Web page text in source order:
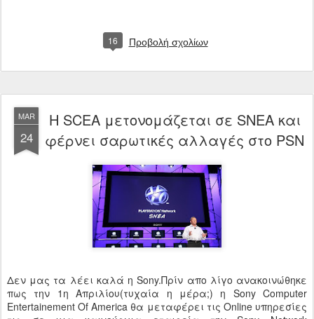
16 Προβολή σχολίων
MAR
24
H SCEA μετονομάζεται σε SNEA και
φέρνει σαρωτικές αλλαγές στο PSN
Δεν μας τα λέει καλά η Sony.Πρίν απο λίγο ανακοινώθηκε
πως την 1η Απριλίου(τυχαία η μέρα;) η Sony Computer
Entertainement Of America θα μεταφέρει τις Online υπηρεσίες